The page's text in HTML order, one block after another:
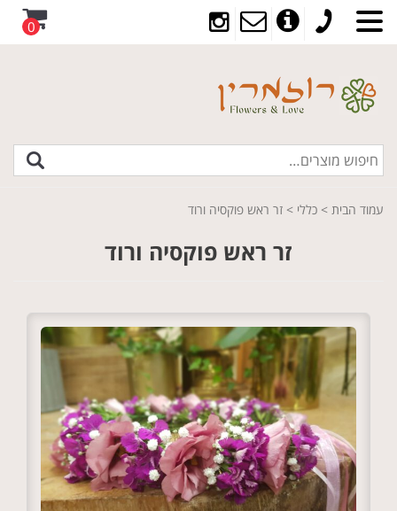
0
עמוד הבית > כללי > זר ראש פוקסיה ורוד
זר ראש פוקסיה ורוד